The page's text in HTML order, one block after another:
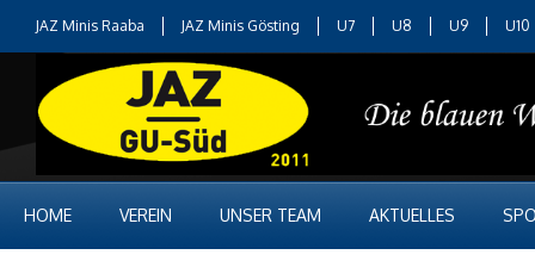
JAZ Minis Raaba JAZ Minis Gösting U7 U8 U9 U10
HOME VEREIN UNSER TEAM AKTUELLES